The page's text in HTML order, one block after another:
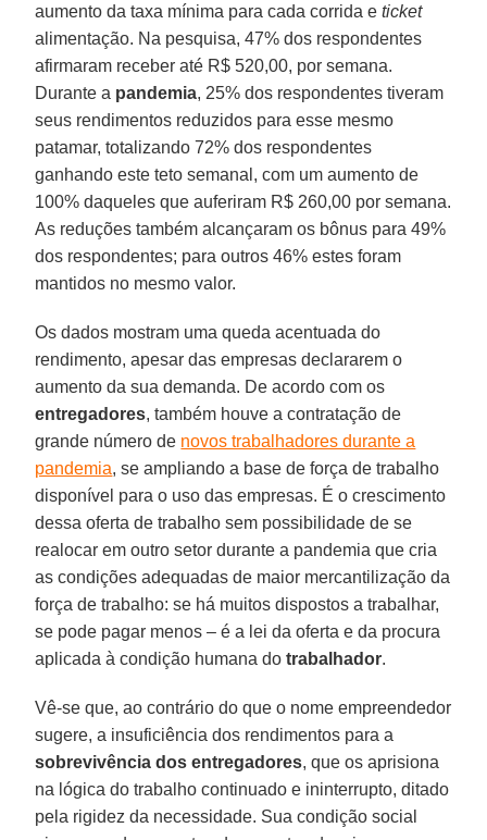
aumento da taxa mínima para cada corrida eticket
alimentação. Na pesquisa, 47% dos respondentes
afirmaram receber até R$ 520,00, por semana.
Durante a pandemia, 25% dos respondentes tiveram
seus rendimentos reduzidos para esse mesmo
patamar, totalizando 72% dos respondentes
ganhando este teto semanal, com um aumento de
100% daqueles que auferiram R$ 260,00 por semana.
As reduções também alcançaram os bônus para 49%
dos respondentes; para outros 46% estes foram
mantidos no mesmo valor.
Os dados mostram uma queda acentuada do
rendimento, apesar das empresas declararem o
aumento da sua demanda. De acordo com os
entregadores, também houve a contratação de
grande número de novos trabalhadores durante a
pandemia, se ampliando a base de força de trabalho
disponível para o uso das empresas. É o crescimento
dessa oferta de trabalho sem possibilidade de se
realocar em outro setor durante a pandemia que cria
as condições adequadas de maior mercantilização da
força de trabalho: se há muitos dispostos a trabalhar,
se pode pagar menos – é a lei da oferta e da procura
aplicada à condição humana dotrabalhador.
Vê-se que, ao contrário do que o nome empreendedor
sugere, a insuficiência dos rendimentos para a
sobrevivência dos entregadores, que os aprisiona
na lógica do trabalho continuado e ininterrupto, ditado
pela rigidez da necessidade. Sua condição social